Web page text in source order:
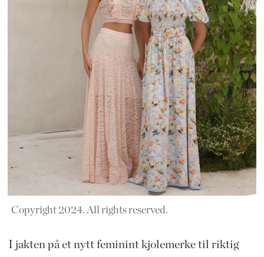
Copyright 2024. All rights reserved.
I jakten på et nytt feminint kjolemerke til riktig